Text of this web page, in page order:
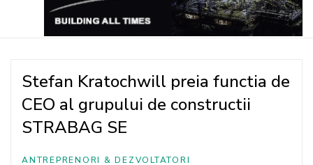
Stefan Kratochwill preia functia de
CEO al grupului de constructii
STRABAG SE
ANTREPRENORI & DEZVOLTATORI